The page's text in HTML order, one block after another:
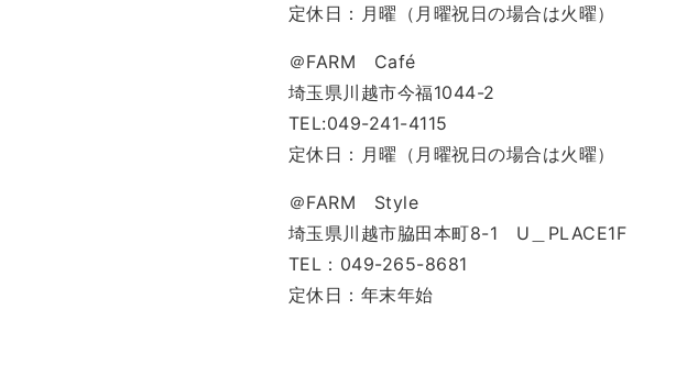
定休日：月曜（月曜祝日の場合は火曜）
＠FARM Café
埼玉県川越市今福1044-2
TEL:049-241-4115
定休日：月曜（月曜祝日の場合は火曜）
＠FARM Style
埼玉県川越市脇田本町8-1 U＿PLACE1F
TEL：049-265-8681
定休日：年末年始